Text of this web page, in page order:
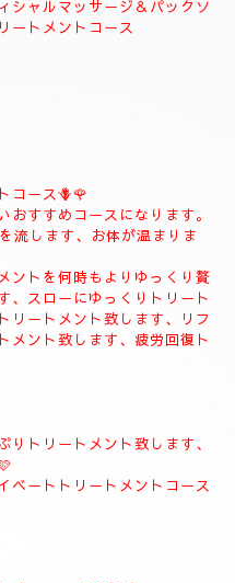
コース🌻✨
ンストリートメントコース
トメント、リフレクソロジー
ャルマッサージ＆パックよむ
ートメントコース
トコース♥️🌹
リートメント、リフレクソロ
シャルマッサージ＆パックソ
ートメントコース
コース🪻🌹
すすめコースになります。
流します、お体が温まりま